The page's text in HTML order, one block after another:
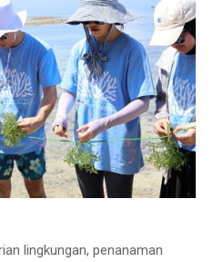
lingkungan, penanaman